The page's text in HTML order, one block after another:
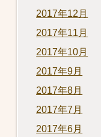
2017年12月
2017年11月
2017年10月
2017年9月
2017年8月
2017年7月
2017年6月